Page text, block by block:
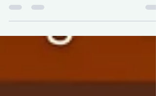
Perak mencatat sejumlah capaian
kinerja positif sepanjang tahun 2025.
bidang, mulai dari pembinaan,
usaha negara. Kepala Kejaksaan